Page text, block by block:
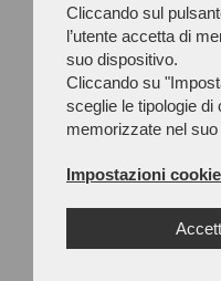
Cliccando sul
l’utente accetta di
suo dispositivo.
Cliccando su
sceglie le tipologie
memorizzate nel
Impostazioni cookie
Con le scarpe